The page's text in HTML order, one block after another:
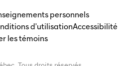
personnels
d'utilisationAccessibilité
les témoins